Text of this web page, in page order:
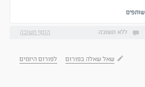
שותפים
ללא תשובה הוסף תשובה
שאל שאלה בפורום לפורום היזמים